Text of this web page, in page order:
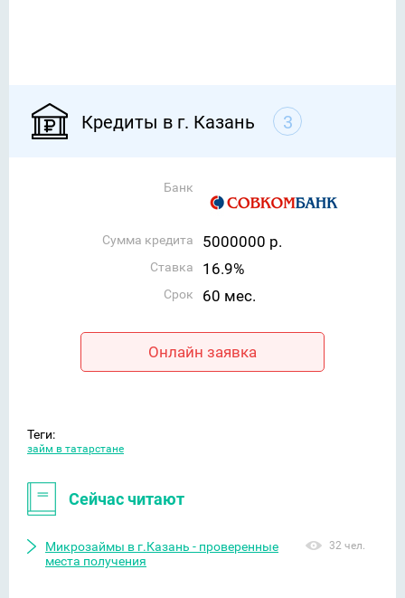
Кредиты в г. Казань 3
Банк
Сумма кредита 5000000 р.
Ставка 16.9%
Срок 60 мес.
Онлайн заявка
Теги:
займ в татарстане
Сейчас читают
Микрозаймы в г.Казань - проверенные
места получения
32 чел.